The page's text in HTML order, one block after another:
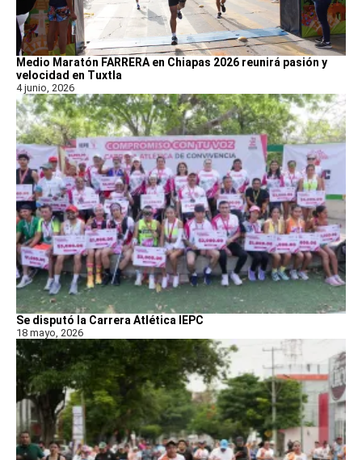
Medio Maratón FARRERA en Chiapas 2026 reunirá pasión y
velocidad en Tuxtla
4 junio, 2026
Se disputó la Carrera Atlética IEPC
18 mayo, 2026